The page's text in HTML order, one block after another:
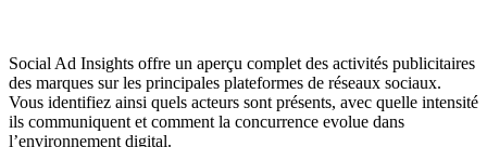
Social Ad Insights offre un aperçu complet des activités publicitaires
des marques sur les principales plateformes de réseaux sociaux.
Vous identifiez ainsi quels acteurs sont présents, avec quelle intensité
ils communiquent et comment la concurrence evolue dans
l’environnement digital.